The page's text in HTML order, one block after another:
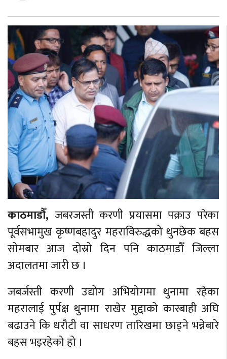
काठमाडौँ, जबरजस्ती करणी प्रयासमा पक्राउ परेका
पूर्वसभामुख कृष्णबहादुर महराविरुद्धको थुनछेक बहस
सोमबार आज दोस्रो दिन पनि काठमाडौँ जिल्ला
अदालतमा जारी छ ।
जबर्जस्ती करणी उद्योग अभियोगमा थुनामा रहेका
महरालाई पुर्पक्ष थुनामा राखेर मुद्दाको कारबाही अघि
बढाउने कि धरौटी वा साधरण तारिखमा छाड्ने भन्नेबारे
बहस भइरहेको हो ।